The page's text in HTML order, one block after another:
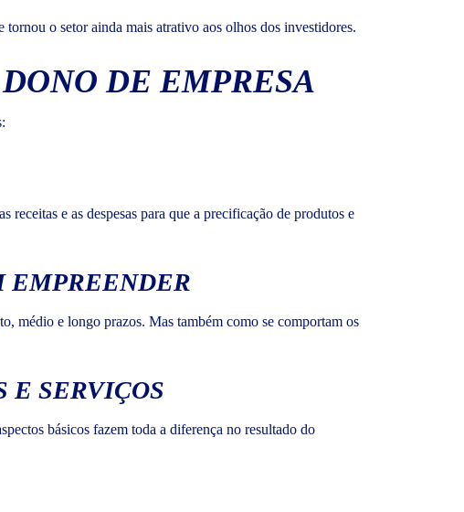
o setor ainda mais atrativo aos olhos dos investidores.
DE EMPRESA
receitas e as despesas para que a precificação de produtos e
EMPREENDER
médio e longo prazos. Mas também como se comportam os
E SERVIÇOS
básicos fazem toda a diferença no resultado do